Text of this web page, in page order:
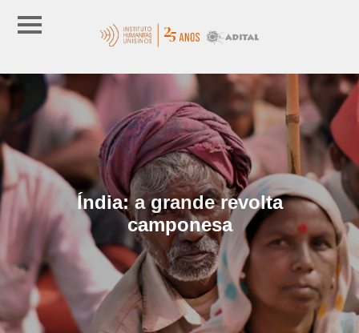
Índia: a grande revolta
camponesa